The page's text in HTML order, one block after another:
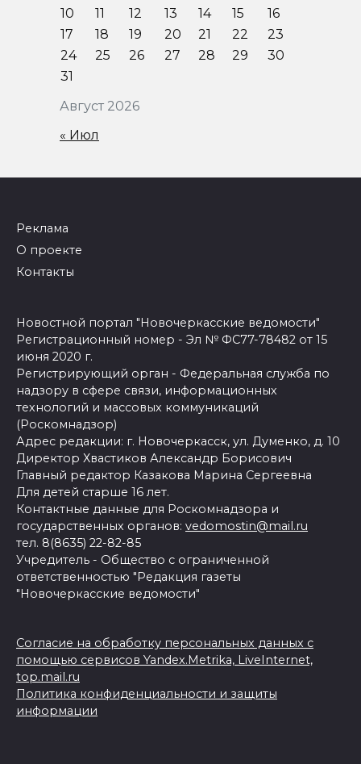
Август 2026
10
11 12 13 14 15
16
17
18 19 20 21 22
23
24
25 26 27 28 29
30
31
« Июл
Реклама
О проекте
Контакты
Новостной портал "Новочеркасские ведомости"
Регистрационный номер - Эл № ФС77-78482 от 15
июня 2020 г.
Регистрирующий орган - Федеральная служба по
надзору в сфере связи, информационных
технологий и массовых коммуникаций
(Роскомнадзор)
Адрес редакции: г. Новочеркасск, ул. Думенко, д. 10
Директор Хвастиков Александр Борисович
Главный редактор Казакова Марина Сергеевна
Для детей старше 16 лет.
Контактные данные для Роскомнадзора и
государственных органов: vedomostin@mail.ru
тел. 8(8635) 22-82-85
Учредитель - Общество с ограниченной
ответственностью "Редакция газеты
"Новочеркасские ведомости"
Согласие на обработку персональных данных с
помощью сервисов Yandex.Metrika, LiveInternet,
top.mail.ru
Политика конфиденциальности и защиты
информации